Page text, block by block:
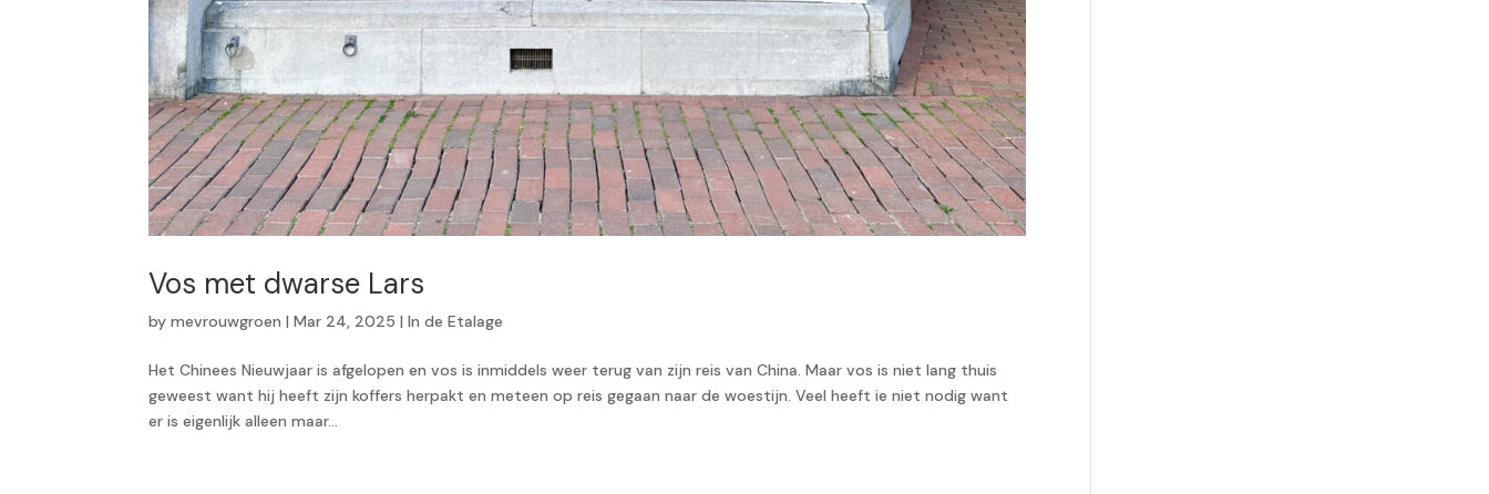
Vos met dwarse Lars
bymevrouwgroen |Mar 24, 2025 |In de Etalage
Het Chinees Nieuwjaar is afgelopen en vos is inmiddels weer terug van zijn reis van China. Maar vos is niet lang thuis
geweest want hij heeft zijn koffers herpakt en meteen op reis gegaan naar de woestijn. Veel heeft ie niet nodig want
er is eigenlijk alleen maar...